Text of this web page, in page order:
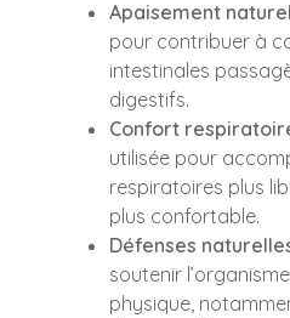
Apaisement naturel
pour contribuer à
intestinales
digestifs.
Confort
utilisée pour
respiratoires plus
plus confortable.
Défenses
soutenir
physique,